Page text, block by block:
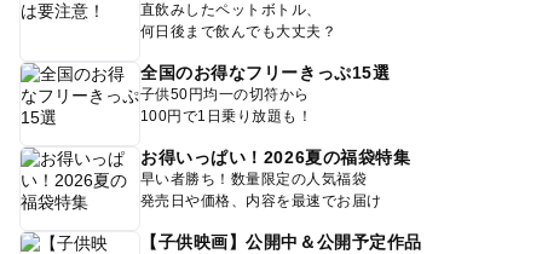
直飲みしたペットボトル、
何日後まで飲んでも大丈夫？
全国のお得なフリーきっぷ15選
子供50円均一の切符から
100円で1日乗り放題も！
お得いっぱい！2026夏の福袋特集
早い者勝ち！数量限定の人気福袋
発売日や価格、内容を最速でお届け
【子供映画】公開中＆公開予定作品